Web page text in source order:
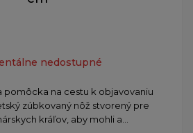
nedostupné
pomôcka na cestu k objavovaniu
zúbkovaný nôž stvorený pre
kráľov, aby mohli a...